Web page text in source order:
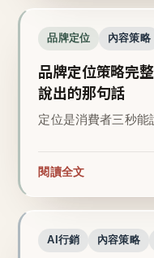
品牌定位 內容策略
品牌定位策略完
說出的那句話
定位是消費者三秒能
閱讀全文
AI行銷 內容策略